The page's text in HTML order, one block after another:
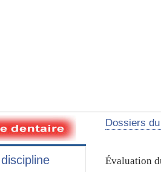
Dossiers
Évaluation